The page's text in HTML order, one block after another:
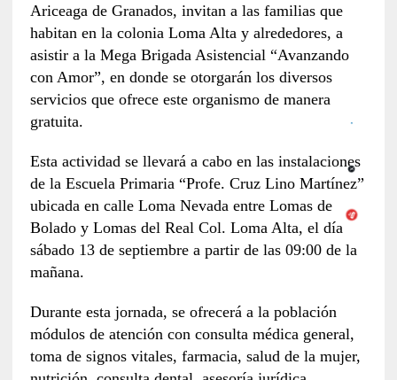
Ariceaga de Granados, invitan a las familias que
habitan en la colonia Loma Alta y alrededores, a
asistir a la Mega Brigada Asistencial “Avanzando
con Amor”, en donde se otorgarán los diversos
servicios que ofrece este organismo de manera
gratuita.
Esta actividad se llevará a cabo en las instalaciones
de la Escuela Primaria “Profe. Cruz Lino Martínez”
ubicada en calle Loma Nevada entre Lomas de
Bolado y Lomas del Real Col. Loma Alta, el día
sábado 13 de septiembre a partir de las 09:00 de la
mañana.
Durante esta jornada, se ofrecerá a la población
módulos de atención con consulta médica general,
toma de signos vitales, farmacia, salud de la mujer,